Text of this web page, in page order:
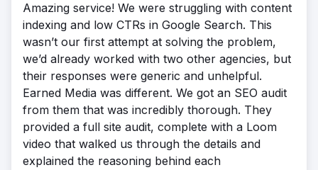
Amazing service! We were struggling with content
indexing and low CTRs in Google Search. This
wasn’t our first attempt at solving the problem,
we’d already worked with two other agencies, but
their responses were generic and unhelpful.
Earned Media was different. We got an SEO audit
from them that was incredibly thorough. They
provided a full site audit, complete with a Loom
video that walked us through the details and
explained the reasoning behind each